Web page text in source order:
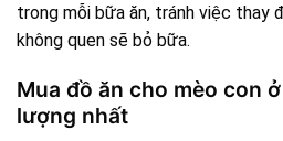
trong mỗi bữa ăn, tránh việc
không quen sẽ bỏ bữa.
Mua đồ ăn cho mèo con
lượng nhất